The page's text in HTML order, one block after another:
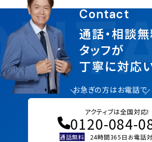
Contact
通話・相談
タッフが
丁寧に対応
お急ぎの方はお電話で
アクティブは全国対応!
0120-084-
通話無料 24時間365日お電話